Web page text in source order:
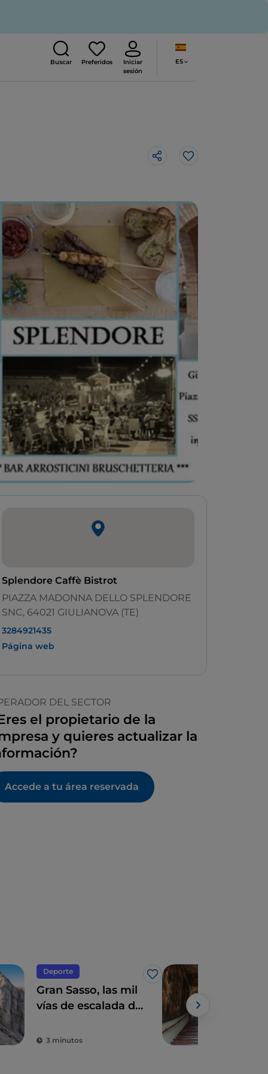
Buscar Preferidos
Iniciar
sesión
ES
Me gusta
Splendore Caffè Bistrot
PIAZZA MADONNA DELLO SPLENDORE
SNC, 64021 GIULIANOVA (TE)
3284921435
Página web
DEL SECTOR
el propietario de la
y quieres actualizar la
Accede a tu área reservada
Deporte
Me gusta
Gran Sasso, las mil
vías de escalada de
3 minutos